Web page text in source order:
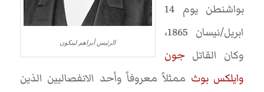
الرئيس أبراهم لينكون
بواشنطن يوم 14
ابريل/نيسان 1865،
وكان القاتلجون
وايلكس بوث ممثلاً معروفاً وأحد الانفصاليين الذين